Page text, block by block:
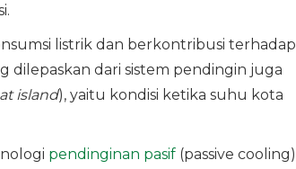
listrik dan berkontribusi terhadap
dilepaskan dari sistem pendingin juga
island), yaitu kondisi ketika suhu kota
pendinginan pasif(passive cooling)